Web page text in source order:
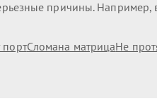
причины. Например,
портСломана матрицаНе